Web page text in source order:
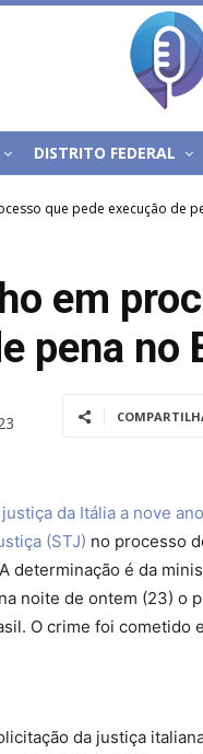
DISTRITO FEDERAL
que pede execução de
em
pena no
da Itália a nove
(STJ) no processo
determinação é da
noite de ontem (23) o
O crime foi cometido
da justiça